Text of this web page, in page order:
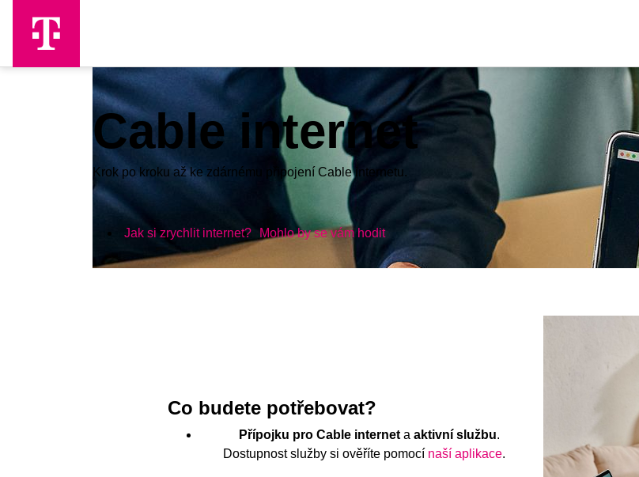
Cable internet
Krok po kroku až ke zdárnému připojení Cable internetu.
Jak si zrychlit internet? Mohlo by se vám hodit
Co budete potřebovat?
Přípojku pro Cable internet a aktivní službu.
Dostupnost služby si ověříte pomocí naší aplikace.